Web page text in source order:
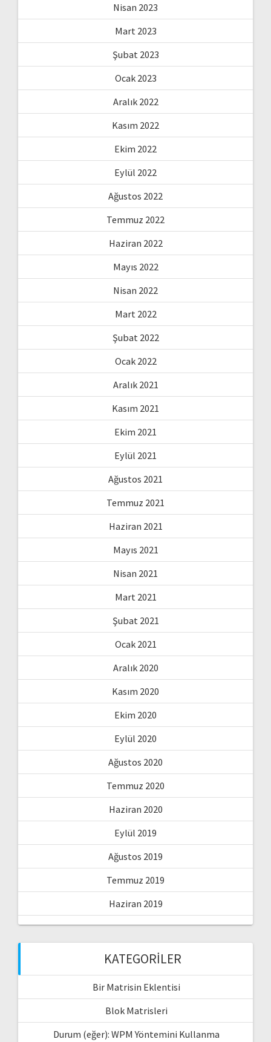
Nisan 2023
Mart 2023
Şubat 2023
Ocak 2023
Aralık 2022
Kasım 2022
Ekim 2022
Eylül 2022
Ağustos 2022
Temmuz 2022
Haziran 2022
Mayıs 2022
Nisan 2022
Mart 2022
Şubat 2022
Ocak 2022
Aralık 2021
Kasım 2021
Ekim 2021
Eylül 2021
Ağustos 2021
Temmuz 2021
Haziran 2021
Mayıs 2021
Nisan 2021
Mart 2021
Şubat 2021
Ocak 2021
Aralık 2020
Kasım 2020
Ekim 2020
Eylül 2020
Ağustos 2020
Temmuz 2020
Haziran 2020
Eylül 2019
Ağustos 2019
Temmuz 2019
Haziran 2019
KATEGORILER
Bir Matrisin Eklentisi
Blok Matrisleri
Durum (eğer): WPM Yöntemini Kullanma